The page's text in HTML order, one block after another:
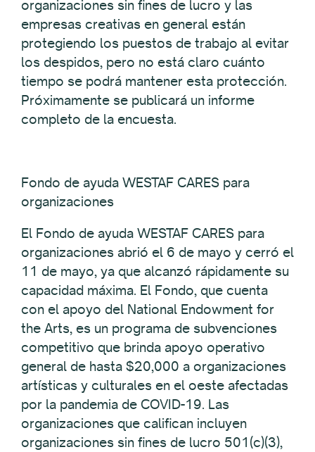
organizaciones sin fines de lucro y las
empresas creativas en general están
protegiendo los puestos de trabajo al evitar
los despidos, pero no está claro cuánto
tiempo se podrá mantener esta protección.
Próximamente se publicará un informe
completo de la encuesta.
Fondo de ayuda WESTAF CARES para
organizaciones
El Fondo de ayuda WESTAF CARES para
organizaciones abrió el 6 de mayo y cerró el
11 de mayo, ya que alcanzó rápidamente su
capacidad máxima. El Fondo, que cuenta
con el apoyo del National Endowment for
the Arts, es un programa de subvenciones
competitivo que brinda apoyo operativo
general de hasta $20,000 a organizaciones
artísticas y culturales en el oeste afectadas
por la pandemia de COVID-19. Las
organizaciones que califican incluyen
organizaciones sin fines de lucro 501(c)(3),